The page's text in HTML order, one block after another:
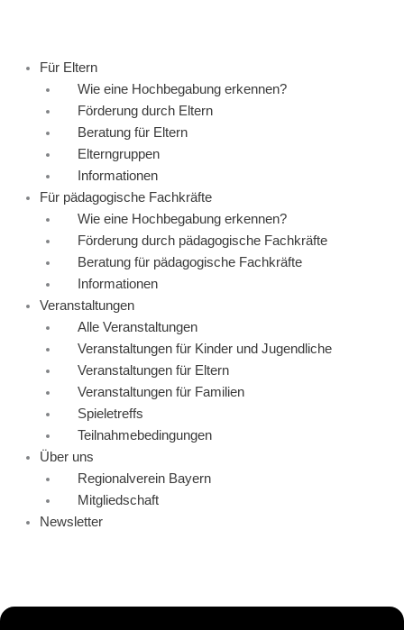
Für Eltern
Wie eine Hochbegabung erkennen?
Förderung durch Eltern
Beratung für Eltern
Elterngruppen
Informationen
Für pädagogische Fachkräfte
Wie eine Hochbegabung erkennen?
Förderung durch pädagogische Fachkräfte
Beratung für pädagogische Fachkräfte
Informationen
Veranstaltungen
Alle Veranstaltungen
Veranstaltungen für Kinder und Jugendliche
Veranstaltungen für Eltern
Veranstaltungen für Familien
Spieletreffs
Teilnahmebedingungen
Über uns
Regionalverein Bayern
Mitgliedschaft
Newsletter